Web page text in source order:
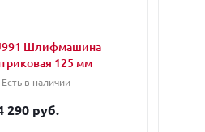
Шлифмашина
125 мм
Есть в наличии
290 руб.